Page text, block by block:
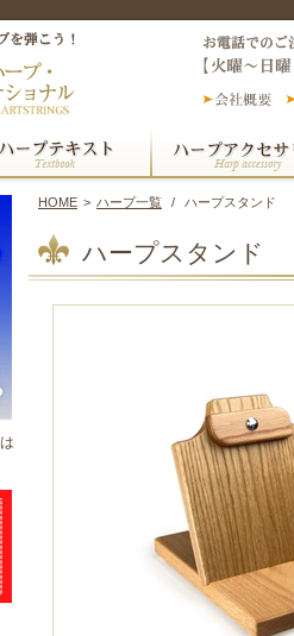
HOME > ハープ一覧 / ハープスタンド
ハープスタンド